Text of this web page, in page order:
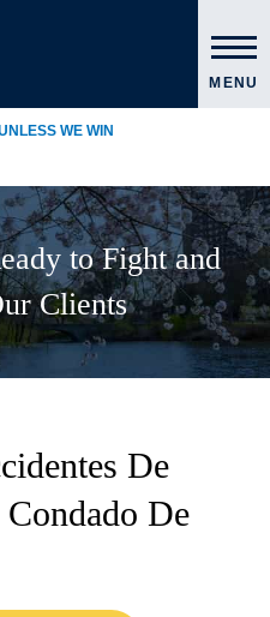
WE WIN
MENU
to Fight and
Clients
De
De